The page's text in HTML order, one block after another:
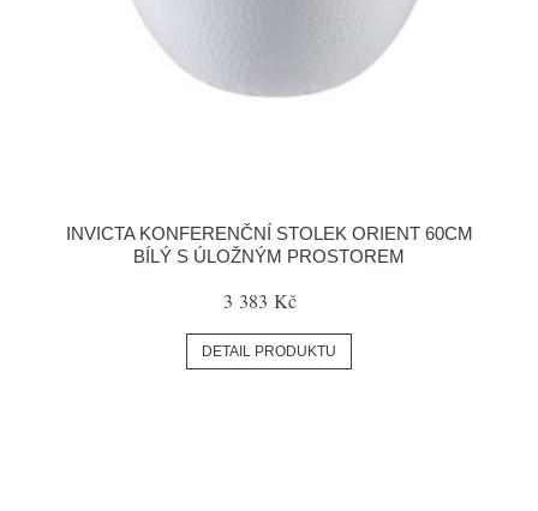
INVICTA KONFERENČNÍ STOLEK ORIENT 60CM
BÍLÝ S ÚLOŽNÝM PROSTOREM
3 383 Kč
DETAIL PRODUKTU